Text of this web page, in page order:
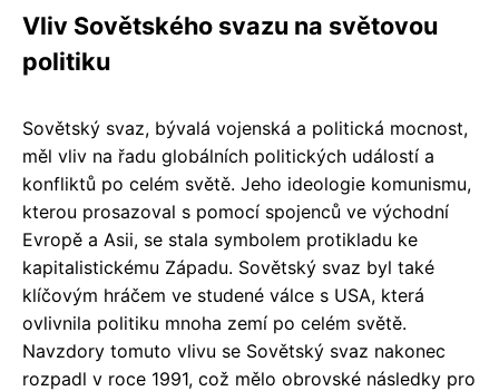
Vliv Sovětského svazu na světovou
politiku
Sovětský svaz, bývalá vojenská a politická mocnost,
měl vliv na řadu globálních politických událostí a
konfliktů po celém světě. Jeho ideologie komunismu,
kterou prosazoval s pomocí spojenců ve východní
Evropě a Asii, se stala symbolem protikladu ke
kapitalistickému Západu. Sovětský svaz byl také
klíčovým hráčem ve studené válce s USA, která
ovlivnila politiku mnoha zemí po celém světě.
Navzdory tomuto vlivu se Sovětský svaz nakonec
rozpadl v roce 1991, což mělo obrovské následky pro